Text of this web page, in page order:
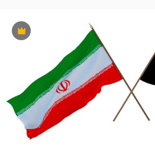
Premium